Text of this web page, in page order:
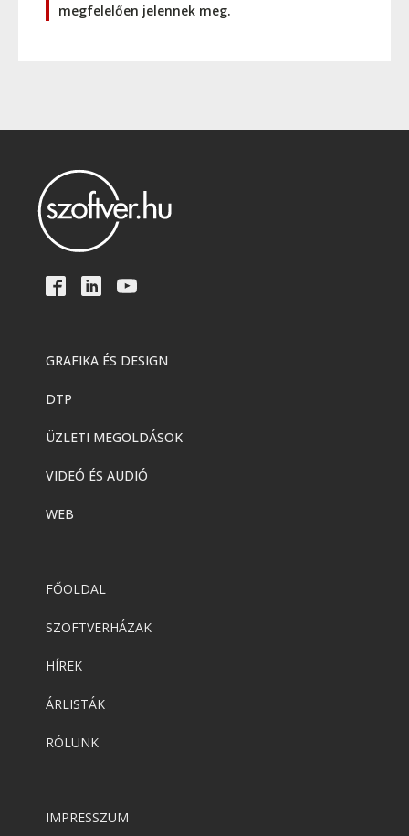
megfelelően jelennek meg.
GRAFIKA ÉS DESIGN
DTP
ÜZLETI MEGOLDÁSOK
VIDEÓ ÉS AUDIÓ
WEB
FŐOLDAL
SZOFTVERHÁZAK
HÍREK
ÁRLISTÁK
RÓLUNK
IMPRESSZUM